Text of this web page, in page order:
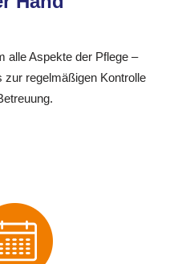
alle Aspekte der Pflege –
zur regelmäßigen Kontrolle